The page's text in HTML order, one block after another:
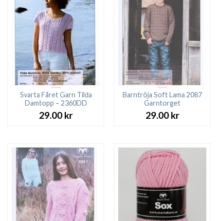
Svarta Fåret Garn Tilda
Damtopp – 2360DD
29.00 kr
Barntröja Soft Lama 2087
Garntorget
29.00 kr